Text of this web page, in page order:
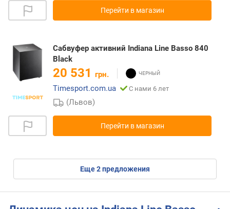
Перейти в магазин
Сабвуфер активний Indiana Line Basso 840
Black
20 531 грн.
Timesport.com.ua
С нами 6 лет
(Львов)
Перейти в магазин
eще2предложения